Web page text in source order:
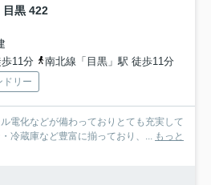
目黒 422
11分
南北線「目黒」駅 徒歩11分
ドリー
電化などが備わっておりとても充実して
冷蔵庫など豊富に揃っており、... もっと